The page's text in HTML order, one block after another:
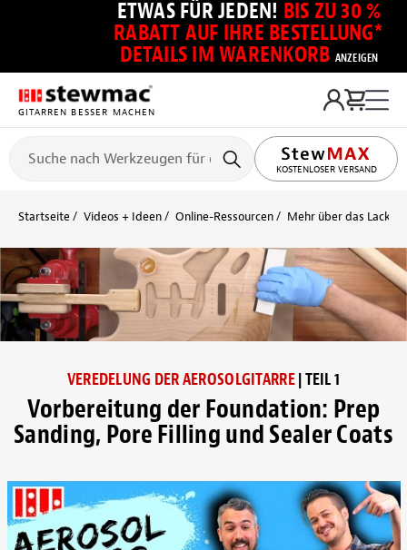
ETWAS FÜR JEDEN! BIS ZU 30 %
RABATT AUF IHRE BESTELLUNG*
DETAILS IM WARENKORB ANZEIGEN
GITARREN BESSER MACHEN
KOSTENLOSER VERSAND
Startseite Videos + Ideen Online-Ressourcen Mehr über das
VEREDELUNG DER AEROSOLGITARRE| TEIL 1
Vorbereitung der Foundation: Prep
Sanding, Pore Filling und Sealer Coats